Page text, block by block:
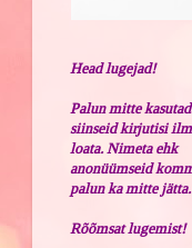
Head lugejad!
Palun mitte
siinseid kirjutisi
loata. Nimeta ehk
anonüümseid
palun ka mitte jätta.
Rõõmsat lugemist!